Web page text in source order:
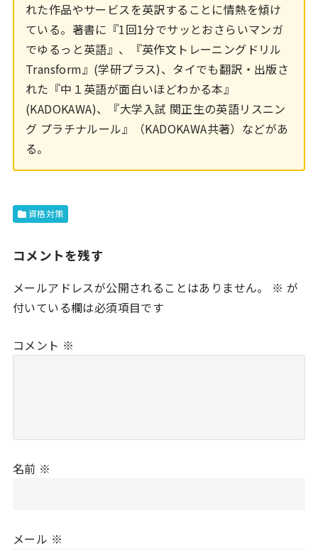
れた作品やサービスを英訳することに情熱を傾け
ている。著書に『1回1分でサッとおさらいマンガ
でゆるっと英語』、『英作文トレーニングドリル
Transform』(学研プラス)、タイでも翻訳・出版さ
れた『中１英語が面白いほどわかる本』
(KADOKAWA)、『大学入試 関正生の英語リスニン
グ プラチナルール』（KADOKAWA共著）などがあ
る。
資格対策
コメントを残す
メールアドレスが公開されることはありません。 ※ が
付いている欄は必須項目です
コメント ※
名前 ※
メール ※